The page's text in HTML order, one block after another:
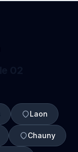
Laon
Chauny